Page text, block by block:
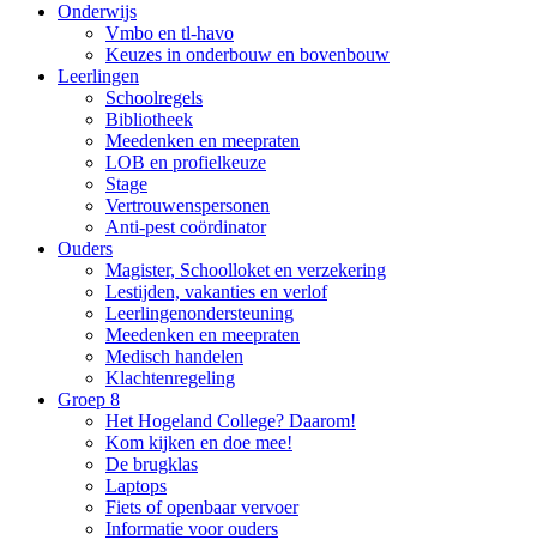
Onderwijs
Vmbo en tl-havo
Keuzes in onderbouw en bovenbouw
Leerlingen
Schoolregels
Bibliotheek
Meedenken en meepraten
LOB en profielkeuze
Stage
Vertrouwenspersonen
Anti-pest coördinator
Ouders
Magister, Schoolloket en verzekering
Lestijden, vakanties en verlof
Leerlingenondersteuning
Meedenken en meepraten
Medisch handelen
Klachtenregeling
Groep 8
Het Hogeland College? Daarom!
Kom kijken en doe mee!
De brugklas
Laptops
Fiets of openbaar vervoer
Informatie voor ouders